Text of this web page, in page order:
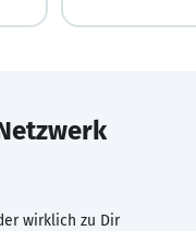
wirklich zu Dir